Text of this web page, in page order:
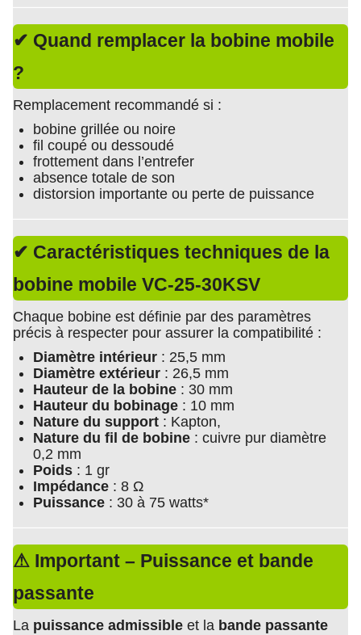
✔ Quand remplacer la bobine mobile
?
Remplacement recommandé si :
bobine grillée ou noire
fil coupé ou dessoudé
frottement dans l’entrefer
absence totale de son
distorsion importante ou perte de puissance
✔ Caractéristiques techniques de la
bobine mobile VC-25-30KSV
Chaque bobine est définie par des paramètres
précis à respecter pour assurer la compatibilité :
Diamètre intérieur : 25,5 mm
Diamètre extérieur : 26,5 mm
Hauteur de la bobine : 30 mm
Hauteur du bobinage : 10 mm
Nature du support : Kapton,
Nature du fil de bobine : cuivre pur diamètre
0,2 mm
Poids : 1 gr
Impédance : 8 Ω
Puissance : 30 à 75 watts*
⚠ Important – Puissance et bande
passante
La puissance admissible et la bande passante